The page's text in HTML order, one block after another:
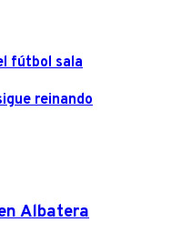
fútbol sala
reinando
Albatera